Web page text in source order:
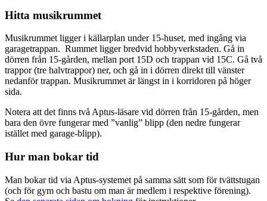
Hitta musikrummet
Musikrummet ligger i källarplan under 15-huset, med ingång via
garagetrappan. Rummet ligger bredvid hobbyverkstaden. Gå in
dörren från 15-gården, mellan port 15D och trappan vid 15C. Gå två
trappor (tre halvtrappor) ner, och gå in i dörren direkt till vänster
nedanför trappan. Musikrummet är längst in i korridoren på höger
sida.
Notera att det finns två Aptus-läsare vid dörren från 15-gården, men
bara den övre fungerar med ”vanlig” blipp (den nedre fungerar
istället med garage-blipp).
Hur man bokar tid
Man bokar tid via Aptus-systemet på samma sätt som för tvättstugan
(och för gym och bastu om man är medlem i respektive förening).